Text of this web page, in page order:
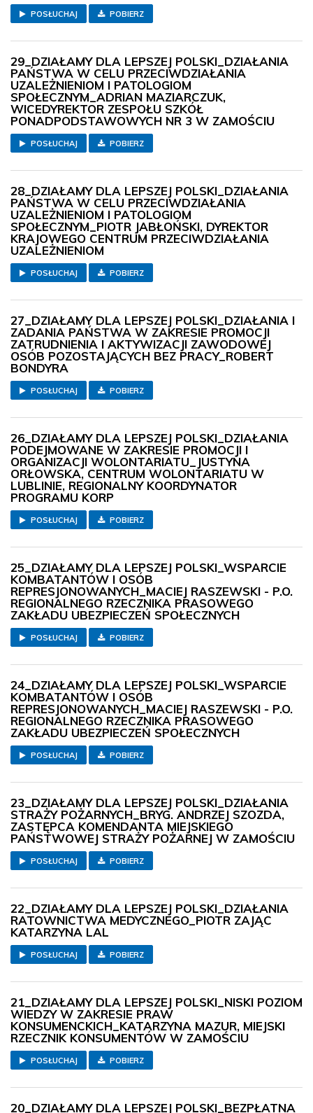
POSŁUCHAJ POBIERZ
29_DZIAŁAMY DLA LEPSZEJ POLSKI_DZIAŁANIA
PAŃSTWA W CELU PRZECIWDZIAŁANIA
UZALEŻNIENIOM I PATOLOGIOM
SPOŁECZNYM_ADRIAN MAZIARCZUK,
WICEDYREKTOR ZESPOŁU SZKÓŁ
PONADPODSTAWOWYCH NR 3 W ZAMOŚCIU
POSŁUCHAJ POBIERZ
28_DZIAŁAMY DLA LEPSZEJ POLSKI_DZIAŁANIA
PAŃSTWA W CELU PRZECIWDZIAŁANIA
UZALEŻNIENIOM I PATOLOGIOM
SPOŁECZNYM_PIOTR JABŁOŃSKI, DYREKTOR
KRAJOWEGO CENTRUM PRZECIWDZIAŁANIA
UZALEŻNIENIOM
POSŁUCHAJ POBIERZ
27_DZIAŁAMY DLA LEPSZEJ POLSKI_DZIAŁANIA I
ZADANIA PAŃSTWA W ZAKRESIE PROMOCJI
ZATRUDNIENIA I AKTYWIZACJI ZAWODOWEJ
OSÓB POZOSTAJĄCYCH BEZ PRACY_ROBERT
BONDYRA
POSŁUCHAJ POBIERZ
26_DZIAŁAMY DLA LEPSZEJ POLSKI_DZIAŁANIA
PODEJMOWANE W ZAKRESIE PROMOCJI I
ORGANIZACJI WOLONTARIATU_JUSTYNA
ORŁOWSKA, CENTRUM WOLONTARIATU W
LUBLINIE, REGIONALNY KOORDYNATOR
PROGRAMU KORP
POSŁUCHAJ POBIERZ
25_DZIAŁAMY DLA LEPSZEJ POLSKI_WSPARCIE
KOMBATANTÓW I OSÓB
REPRESJONOWANYCH_MACIEJ RASZEWSKI - P.O.
REGIONALNEGO RZECZNIKA PRASOWEGO
ZAKŁADU UBEZPIECZEŃ SPOŁECZNYCH
POSŁUCHAJ POBIERZ
24_DZIAŁAMY DLA LEPSZEJ POLSKI_WSPARCIE
KOMBATANTÓW I OSÓB
REPRESJONOWANYCH_MACIEJ RASZEWSKI - P.O.
REGIONALNEGO RZECZNIKA PRASOWEGO
ZAKŁADU UBEZPIECZEŃ SPOŁECZNYCH
POSŁUCHAJ POBIERZ
23_DZIAŁAMY DLA LEPSZEJ POLSKI_DZIAŁANIA
STRAŻY POŻARNYCH_BRYG. ANDRZEJ SZOZDA,
ZASTĘPCA KOMENDANTA MIEJSKIEGO
PAŃSTWOWEJ STRAŻY POŻARNEJ W ZAMOŚCIU
POSŁUCHAJ POBIERZ
22_DZIAŁAMY DLA LEPSZEJ POLSKI_DZIAŁANIA
RATOWNICTWA MEDYCZNEGO_PIOTR ZAJĄC
KATARZYNA LAL
POSŁUCHAJ POBIERZ
21_DZIAŁAMY DLA LEPSZEJ POLSKI_NISKI POZIOM
WIEDZY W ZAKRESIE PRAW
KONSUMENCKICH_KATARZYNA MAZUR, MIEJSKI
RZECZNIK KONSUMENTÓW W ZAMOŚCIU
POSŁUCHAJ POBIERZ
20_DZIAŁAMY DLA LEPSZEJ POLSKI_BEZPŁATNA